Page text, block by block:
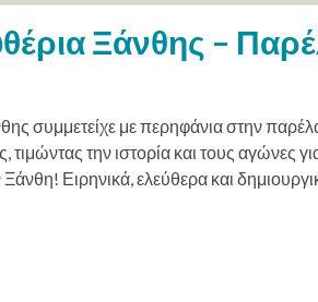
Ξάνθης –
συμμετείχε με περηφάνια στην
την ιστορία και τους αγώνες
Ειρηνικά, ελεύθερα και